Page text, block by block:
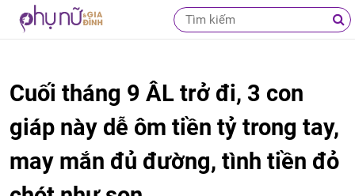
Cuối tháng 9 ÂL trở đi, 3 con
giáp này dễ ôm tiền tỷ trong tay,
may mắn đủ đường, tình tiền đỏ